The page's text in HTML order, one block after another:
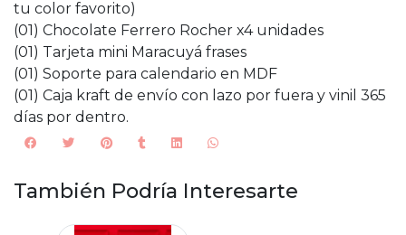
tu color favorito)
(01) Chocolate Ferrero Rocher x4 unidades
(01) Tarjeta mini Maracuyá frases
(01) Soporte para calendario en MDF
(01) Caja kraft de envío con lazo por fuera y vinil 365
días por dentro.
También Podría Interesarte